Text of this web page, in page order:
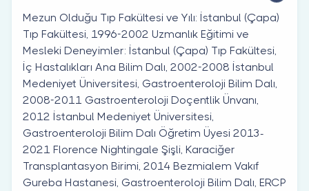
Mezun Olduğu Tıp Fakültesi ve Yılı: İstanbul (Çapa)
Tıp Fakültesi, 1996-2002 Uzmanlık Eğitimi ve
Mesleki Deneyimler: İstanbul (Çapa) Tıp Fakültesi,
İç Hastalıkları Ana Bilim Dalı, 2002-2008 İstanbul
Medeniyet Üniversitesi, Gastroenteroloji Bilim Dalı,
2008-2011 Gastroenteroloji Doçentlik Ünvanı,
2012 İstanbul Medeniyet Üniversitesi,
Gastroenteroloji Bilim Dalı Öğretim Üyesi 2013-
2021 Florence Nightingale Şişli, Karaciğer
Transplantasyon Birimi, 2014 Bezmialem Vakıf
Gureba Hastanesi, Gastroenteroloji Bilim Dalı, ERCP